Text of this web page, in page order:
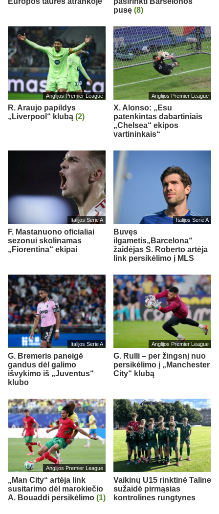
pusę (8)
Anglijos Premier League
R. Araujo papildys
„Liverpool“ klubą (2)
Anglijos Premier League
X. Alonso: „Esu
patenkintas dabartiniais
„Chelsea“ ekipos
vartininkais“
Italijos Serie A
F. Mastanuono oficialiai
sezonui skolinamas
„Fiorentina“ ekipai
Italijos Serie A
Buvęs
ilgametis„Barcelona“
žaidėjas S. Roberto artėja
link persikėlimo į MLS
Italijos Serie A
G. Bremeris paneigė
gandus dėl galimo
išvykimo iš „Juventus“
klubo
Anglijos Premier League
G. Rulli – per žingsnį nuo
persikėlimo į „Manchester
City“ klubą
Anglijos Premier League
„Man City“ artėja link
susitarimo dėl marokiečio
A. Bouaddi persikėlimo (1)
Vaikinų U15 rinktinė Taline
sužaidė pirmąsias
kontrolines rungtynes